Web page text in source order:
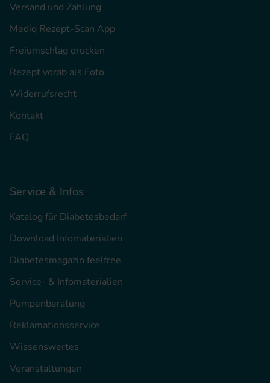
Versand und Zahlung
Mediq Rezept-Scan App
Freiumschlag drucken
Rezept vorab als Foto
Widerrufsrecht
Kontakt
FAQ
Service & Infos
Katalog für Diabetesbedarf
Download Infomaterialien
Diabetesmagazin feelfree
Service- & Infomaterialien
Pumpenberatung
Reklamationsservice
Wissenswertes
Veranstaltungen